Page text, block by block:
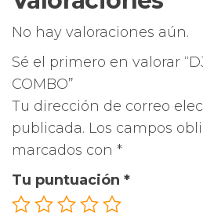
No hay valoraciones aún.
Sé el primero en valorar
COMBO”
Tu dirección de correo
publicada. Los campos
marcados con *
Tu puntuación *